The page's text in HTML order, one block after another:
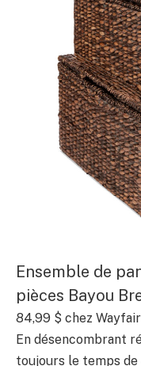
Ensemble de
pièces Bayou
84,99 $ chez Wayfair
En désencombrant
toujours le temps de